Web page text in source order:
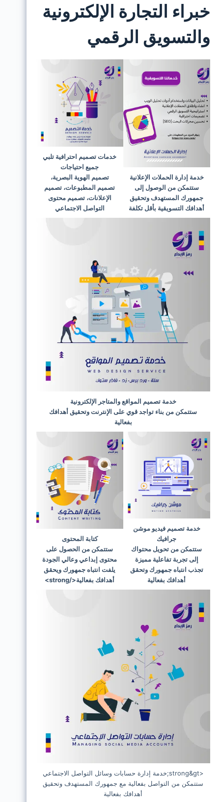
خبراء التجارة الإلكترونية
والتسويق الرقمي
خدمة إدارة الحملات الإعلانية
ستتمكن من الوصول إلى
جمهورك المستهدف وتحقيق
أهدافك التسويقية بأقل تكلفة
خدمات تصميم احترافية تلبي
جميع احتياجات
تصميم الهوية البصرية،
تصميم المطبوعات، تصميم
الإعلانات، تصميم محتوى
التواصل الاجتماعي
خدمة تصميم المواقع والمتاجر الإلكترونية
ستتمكن من بناء تواجد قوي على الإنترنت وتحقيق أهدافك
بفعالية
خدمة تصميم فيديو موشن
جرافيك
ستتمكن من تحويل محتواك
إلى تجربة تفاعلية مميزة
تجذب انتباه جمهورك وتحقق
أهدافك بفعالية
كتابة المحتوى
ستتمكن من الحصول على
محتوى إبداعي وعالي الجودة
يلفت انتباه جمهورك ويحقق
أهدافك بفعالية</strong>
<strong&gt;خدمة إدارة حسابات وسائل التواصل الاجتماعي
ستتمكن من التواصل بفعالية مع جمهورك المستهدف وتحقيق
أهدافك بفعالية